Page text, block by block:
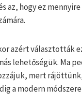
az, hogy ez mennyire
azért választották
lehetőségük. Ma
mert
a modern